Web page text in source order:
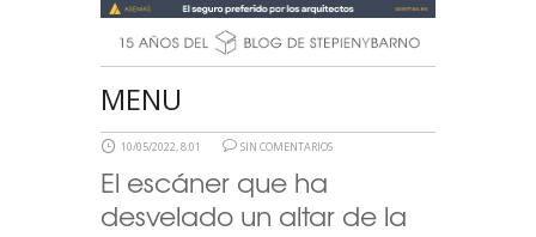
MENU
10/05/2022, 8:01 SIN COMENTARIOS
El escáner que ha
desvelado un altar de la